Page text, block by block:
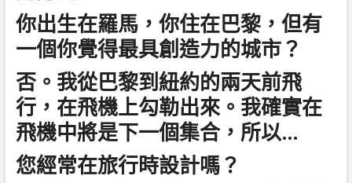
你出生在羅馬，你住在巴黎，但有
一個你覺得最具創造力的城市？
否。我從巴黎到紐約的兩天前飛
行，在飛機上勾勒出來。我確實在
飛機中將是下一個集合，所以…
您經常在旅行時設計嗎？